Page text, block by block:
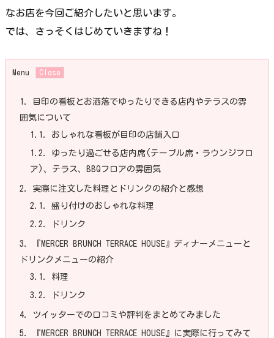
なお店を今回ご紹介したいと思います。
では、さっそくはじめていきますね！
Menu
1.
目印の看板とお洒落でゆったりできる店内やテラスの雰
囲気について
1.1.
おしゃれな看板が目印の店舗入口
1.2.
ゆったり過ごせる店内席(テーブル席・ラウンジフロ
ア)、テラス、BBQフロアの雰囲気
2.
実際に注文した料理とドリンクの紹介と感想
2.1.
盛り付けのおしゃれな料理
2.2. ドリンク
3.
『MERCER BRUNCH TERRACE HOUSE』ディナーメニューと
ドリンクメニューの紹介
3.1.
料理
3.2. ドリンク
4. ツイッターでの口コミや評判をまとめてみました
5.
『MERCER BRUNCH TERRACE HOUSE』に実際に行ってみて